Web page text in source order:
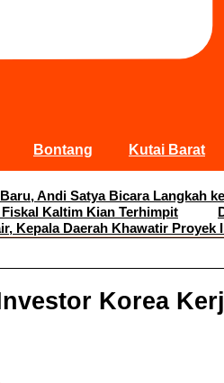
Bontang Kutai Barat
Andi Satya Bicara Langkah
Kaltim Kian Terhimpit
Kepala Daerah Khawatir
Korea